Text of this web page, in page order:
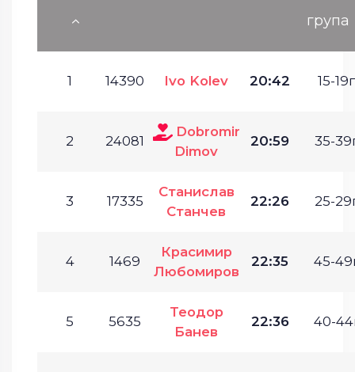
група
1 14390 Ivo Kolev 20:42 15-
2 24081
Dobromir
Dimov
20:59 35-
3 17335
Станислав
Станчев
22:26 25-
4 1469
Красимир
Любомиров
22:35 45-
5 5635
Теодор
Банев
22:36 40-